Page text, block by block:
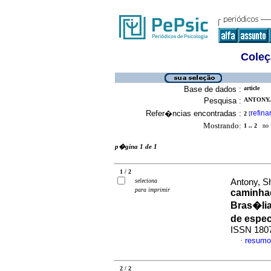
Base de dados : article
Pesquisa :
Refer�ncias encontradas : 2 [refinar
Mostrando: 1 .. 2 no
p�gina 1 de 1
1 / 2
seleciona
para imprimir
Antony,
de
ISSN
·
2 / 2